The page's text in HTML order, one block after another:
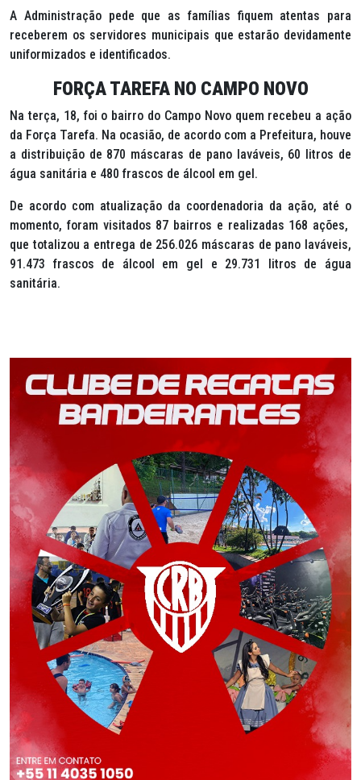
A Administração pede que as famílias fiquem atentas para
receberem os servidores municipais que estarão devidamente
uniformizados e identificados.
FORÇA TAREFA NO CAMPO NOVO
Na terça, 18, foi o bairro do Campo Novo quem recebeu a ação
da Força Tarefa. Na ocasião, de acordo com a Prefeitura, houve
a distribuição de 870 máscaras de pano laváveis, 60 litros de
água sanitária e 480 frascos de álcool em gel.
De acordo com atualização da coordenadoria da ação, até o
momento, foram visitados 87 bairros e realizadas 168 ações,
que totalizou a entrega de 256.026 máscaras de pano laváveis,
91.473 frascos de álcool em gel e 29.731 litros de água
sanitária.